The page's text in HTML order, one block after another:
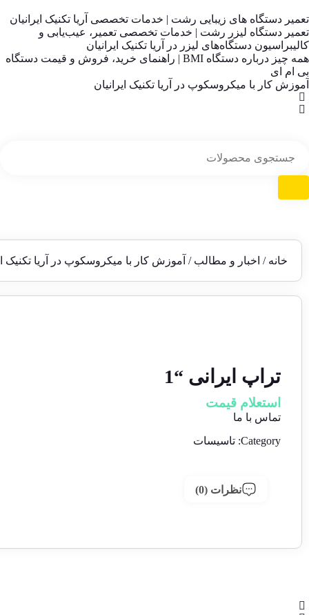
تعمیر دستگاه های زیبایی رشت | خدمات تخصصی آریا تکنیک ایرانیان
تعمیر دستگاه لیزر رشت | خدمات تخصصی تعمیر، عیب‌یابی و
کالیبراسیون دستگاه‌های لیزر در آریا تکنیک ایرانیان
همه چیز درباره دستگاه BMI | راهنمای خرید، فروش و قیمت دستگاه
بی ام ای
آموزش کار با میکروسکوپ در آریا تکنیک ایرانیان
خانه / اخبار و مطالب / آموزش کار با میکروسکوپ در آریا تکنیک
تراپ ایرانی “1
استعلام قیمت
تماس با ما
Category: تاسیسات
نظرات (0)